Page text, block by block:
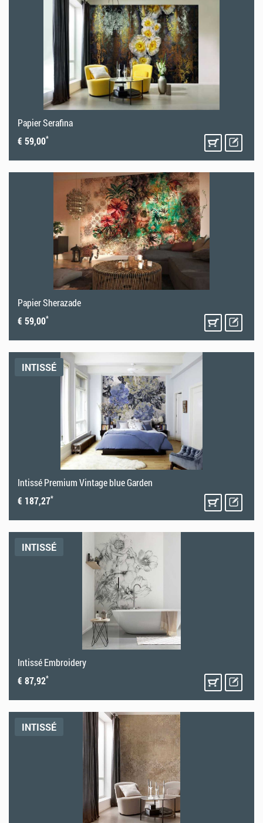
Papier Serafina
€ 59,00*
Papier Sherazade
€ 59,00*
INTISSÉ
Intissé Premium Vintage blue Garden
€ 187,27*
INTISSÉ
Intissé Embroidery
€ 87,92*
INTISSÉ